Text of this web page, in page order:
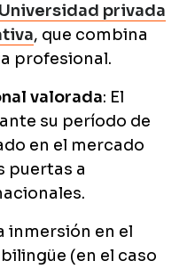
Universidad privada
, que combina
profesional.
valorada: El
su período de
en el mercado
puertas a
inmersión en el
(en el caso